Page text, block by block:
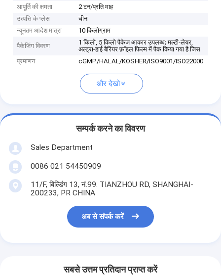
आपूर्ति की क्षमता
2 टन/प्रति माह
उत्पत्ति के प्लेस
चीन
न्यूनतम आदेश मात्रा
10 किलोग्राम
पैकेजिंग विवरण
1 किलो, 5 किलो पैकेज आकार उपलब्ध; मल्टी-लेयर,
अल्ट्रा-हाई बैरियर फ़ॉइल फिल्म में पैक किया गया है जिस
प्रमाणन
cGMP/HALAL/KOSHER/ISO9001/ISO22000
और देखो
सम्पर्क करने का विवरण
Sales Department
0086 021 54450909
11/F, बिल्डिंग 13, नं.99. TIANZHOU RD, SHANGHAI-
200233, PR CHINA
अब से संपर्क करें
सबसे उत्तम प्रतिदान प्राप्त करें